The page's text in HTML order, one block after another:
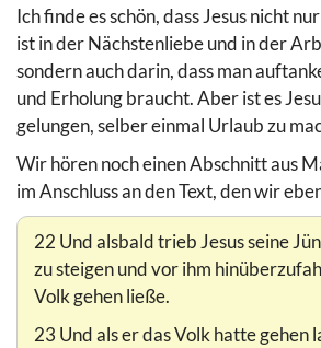
Ich finde es schön, dass Jesus nicht
ist in der Nächstenliebe und in der
sondern auch darin, dass man
und Erholung braucht. Aber ist es
gelungen, selber einmal Urlaub zu
Wir hören noch einen Abschnitt aus
im Anschluss an den Text, den wir
22 Und alsbald trieb Jesus seine
zu steigen und vor ihm
Volk gehen ließe.
23 Und als er das Volk hatte gehen